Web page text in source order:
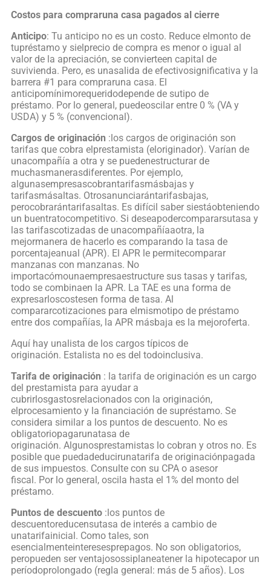
Costos para compraruna casa pagados al cierre
Anticipo: Tu anticipo no es un costo. Reduce elmonto de
tupréstamo y sielprecio de compra es menor o igual al
valor de la apreciación, se convierteen capital de
suvivienda. Pero, es unasalida de efectivosignificativa y la
barrera #1 para compraruna casa. El
anticipomínimorequeridodepende de sutipo de
préstamo. Por lo general, puedeoscilar entre 0 % (VA y
USDA) y 5 % (convencional).
Cargos de originación :los cargos de originación son
tarifas que cobra elprestamista (eloriginador). Varían de
unacompañía a otra y se puedenestructurar de
muchasmanerasdiferentes. Por ejemplo,
algunasempresascobrantarifasmásbajas y
tarifasmásaltas. Otrosanunciarántarifasbajas,
perocobrarántarifasaltas. Es difícil saber siestáobteniendo
un buentratocompetitivo. Si deseapodercompararsutasa y
las tarifascotizadas de unacompañíaaotra, la
mejormanera de hacerlo es comparando la tasa de
porcentajeanual (APR). El APR le permitecomparar
manzanas con manzanas. No
importacómounaempresaestructure sus tasas y tarifas,
todo se combinaen la APR. La TAE es una forma de
expresarloscostesen forma de tasa. Al
compararcotizaciones para elmismotipo de préstamo
entre dos compañías, la APR másbaja es la mejoroferta.
Aquí hay unalista de los cargos típicos de
originación. Estalista no es del todoinclusiva.
Tarifa de originación : la tarifa de originación es un cargo
del prestamista para ayudar a
cubrirlosgastosrelacionados con la originación,
elprocesamiento y la financiación de supréstamo. Se
considera similar a los puntos de descuento. No es
obligatoriopagarunatasa de
originación. Algunosprestamistas lo cobran y otros no. Es
posible que puedadeducirunatarifa de originaciónpagada
de sus impuestos. Consulte con su CPA o asesor
fiscal. Por lo general, oscila hasta el 1% del monto del
préstamo.
Puntos de descuento :los puntos de
descuentoreducensutasa de interés a cambio de
unatarifainicial. Como tales, son
esencialmenteinteresesprepagos. No son obligatorios,
peropueden ser ventajosossiplaneatener la hipotecapor un
períodoprolongado (regla general: más de 5 años). Los